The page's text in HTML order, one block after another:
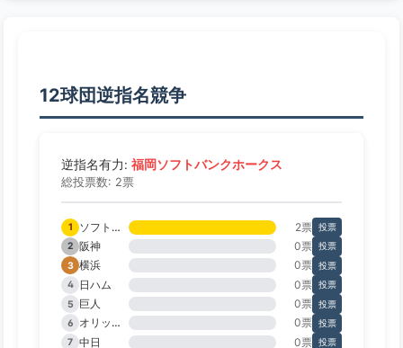
12球団逆指名競争
逆指名有力: 福岡ソフトバンクホークス
総投票数: 2票
1 ソフトバンク 2票 投票
2 阪神 0票 投票
3 横浜 0票 投票
4
日ハム 0票 投票
5
巨人 0票 投票
6
オリックス 0票 投票
7 中日 0票 投票